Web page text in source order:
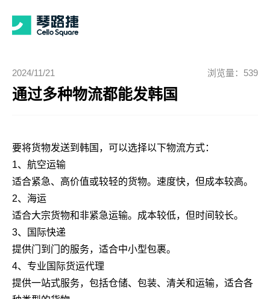
2024/11/21 浏览量：539
通过多种物流都能发韩国
要将货物发送到韩国，可以选择以下物流方式：
1、航空运输
适合紧急、高价值或较轻的货物。速度快，但成本较高。
2、海运
适合大宗货物和非紧急运输。成本较低，但时间较长。
3、国际快递
提供门到门的服务，适合中小型包裹。
4、专业国际货运代理
提供一站式服务，包括仓储、包装、清关和运输，适合各